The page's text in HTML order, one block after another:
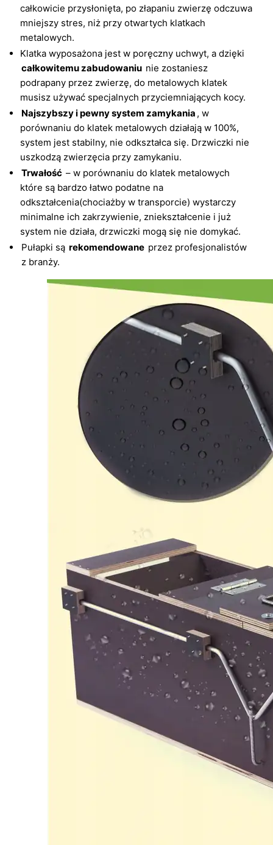
całkowicie przysłonięta, po złapaniu zwierzę odczuwa
mniejszy stres, niż przy otwartych klatkach
metalowych.
Klatka wyposażona jest w poręczny uchwyt, a dzięki
całkowitemu zabudowaniu nie zostaniesz
podrapany przez zwierzę, do metalowych klatek
musisz używać specjalnych przyciemniających kocy.
Najszybszy i pewny system zamykania , w
porównaniu do klatek metalowych działają w 100%,
system jest stabilny, nie odkształca się. Drzwiczki nie
uszkodzą zwierzęcia przy zamykaniu.
Trwałość – w porównaniu do klatek metalowych
które są bardzo łatwo podatne na
odkształcenia(chociażby w transporcie) wystarczy
minimalne ich zakrzywienie, zniekształcenie i już
system nie działa, drzwiczki mogą się nie domykać.
Pułapki są rekomendowane przez profesjonalistów
z branży.